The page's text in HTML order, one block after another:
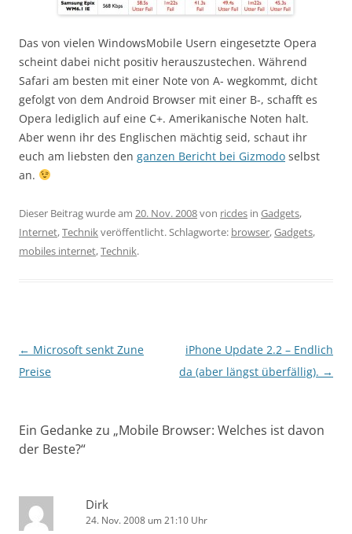
Das von vielen WindowsMobile Usern eingesetzte Opera
scheint dabei nicht positiv herauszustechen. Während
Safari am besten mit einer Note von A- wegkommt, dicht
gefolgt von dem Android Browser mit einer B-, schafft es
Opera lediglich auf eine C+. Amerikanische Noten halt.
Aber wenn ihr des Englischen mächtig seid, schaut ihr
euch am liebsten den ganzen Bericht bei Gizmodo selbst
an.
Dieser Beitrag wurde am 20. Nov. 2008von ricdes in Gadgets,
Internet,Technikveröffentlicht. Schlagworte: browser,Gadgets,
mobiles internet,Technik.
Beitragsnavigation
← Microsoft senkt Zune
Preise
iPhone Update 2.2 – Endlich
da (aber längst überfällig). →
Ein Gedanke zu „Mobile Browser: Welches ist davon
der Beste?“
Dirk
24. Nov. 2008 um 21:10 Uhr